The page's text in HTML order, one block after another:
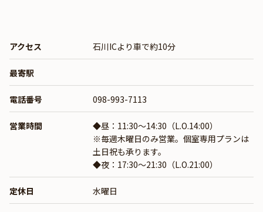
アクセス 石川ICより車で約10分
最寄駅
電話番号 098-993-7113
営業時間
◆昼：11:30～14:30（L.O.14:00）
※毎週木曜日のみ営業。個室専用プランは
土日祝も承ります。
◆夜：17:30～21:30（L.O.21:00）
定休日 水曜日